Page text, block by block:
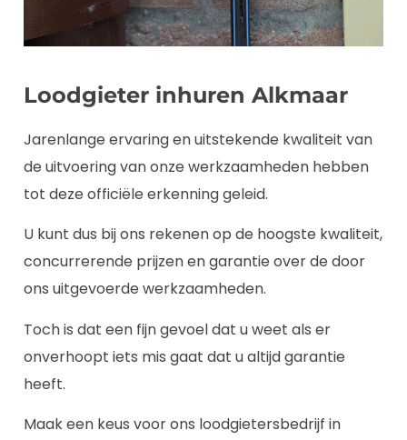
Loodgieter inhuren Alkmaar
Jarenlange ervaring en uitstekende kwaliteit van
de uitvoering van onze werkzaamheden hebben
tot deze officiële erkenning geleid.
U kunt dus bij ons rekenen op de hoogste kwaliteit,
concurrerende prijzen en garantie over de door
ons uitgevoerde werkzaamheden.
Toch is dat een fijn gevoel dat u weet als er
onverhoopt iets mis gaat dat u altijd garantie
heeft.
Maak een keus voor ons loodgietersbedrijf in